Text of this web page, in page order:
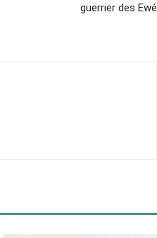
guerrier des Ewé